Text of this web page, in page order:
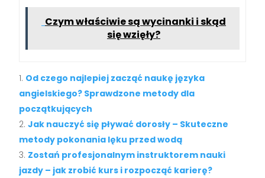
Czym właściwie są wycinanki i skąd
się wzięły?
Od czego najlepiej zacząć naukę języka
angielskiego? Sprawdzone metody dla
początkujących
Jak nauczyć się pływać dorosły – Skuteczne
metody pokonania lęku przed wodą
Zostań profesjonalnym instruktorem nauki
jazdy – jak zrobić kurs i rozpocząć karierę?